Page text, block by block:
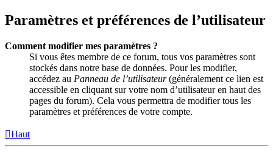
Paramètres et préférences de l’utilisateur
Comment modifier mes paramètres ?
Si vous êtes membre de ce forum, tous vos paramètres sont
stockés dans notre base de données. Pour les modifier,
accédez au Panneau de l’utilisateur(généralement ce lien est
accessible en cliquant sur votre nom d’utilisateur en haut des
pages du forum). Cela vous permettra de modifier tous les
paramètres et préférences de votre compte.
Haut